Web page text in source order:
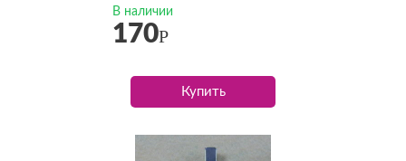
В наличии
170Р
Купить